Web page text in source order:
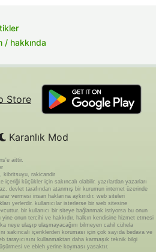
/ hakkında
Karanlık Mod
aittir.
kibritsuyu, rakicandir
içeriği küçükler için sakıncalı olabilir. yazılardan yazarları
devlet tarafından atanmış bir kurumun internet üzerinde
vermesi insan haklarına aykırıdır. web siteleri
yerlerdir. kullanıcılar isterlerse bir web sitesine
bir kullanıcı bir siteye bağlanmak istiyorsa bu onun
onun tercihi ve hakkıdır. halkın kendisine hizmet etmesi
neye ulaşıp ulaşmayacağını bilmeyen cahil cühela
sakıncalı içeriklerden koruması için çok sayıda bedava ve
tarayıcısını kullanmaktan daha karmaşık teknik bilgi
ve ebleh yerine koyması yasaktır.